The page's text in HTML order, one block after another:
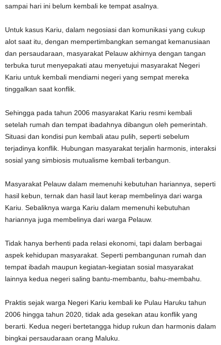
sampai hari ini belum kembali ke tempat asalnya.
Untuk kasus Kariu, dalam negosiasi dan komunikasi yang cukup
alot saat itu, dengan mempertimbangkan semangat kemanusiaan
dan persaudaraan, masyarakat Pelauw akhirnya dengan tangan
terbuka turut menyepakati atau menyetujui masyarakat Negeri
Kariu untuk kembali mendiami negeri yang sempat mereka
tinggalkan saat konflik.
Sehingga pada tahun 2006 masyarakat Kariu resmi kembali
setelah rumah dan tempat ibadahnya dibangun oleh pemerintah.
Situasi dan kondisi pun kembali atau pulih, seperti sebelum
terjadinya konflik. Hubungan masyarakat terjalin harmonis, interaksi
sosial yang simbiosis mutualisme kembali terbangun.
Masyarakat Pelauw dalam memenuhi kebutuhan hariannya, seperti
hasil kebun, ternak dan hasil laut kerap membelinya dari warga
Kariu. Sebaliknya warga Kariu dalam memenuhi kebutuhan
hariannya juga membelinya dari warga Pelauw.
Tidak hanya berhenti pada relasi ekonomi, tapi dalam berbagai
aspek kehidupan masyarakat. Seperti pembangunan rumah dan
tempat ibadah maupun kegiatan-kegiatan sosial masyarakat
lainnya kedua negeri saling bantu-membantu, bahu-membahu.
Praktis sejak warga Negeri Kariu kembali ke Pulau Haruku tahun
2006 hingga tahun 2020, tidak ada gesekan atau konflik yang
berarti. Kedua negeri bertetangga hidup rukun dan harmonis dalam
bingkai persaudaraan orang Maluku.